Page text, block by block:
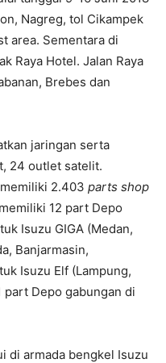
Nagreg, tol Cikampek
area. Sementara di
Raya Hotel. Jalan Raya
Brebes dan
jaringan serta
24 outlet satelit.
2.403 parts shop
12 part Depo
Isuzu GIGA (Medan,
Banjarmasin,
Isuzu Elf (Lampung,
part Depo gabungan di
di armada bengkel Isuzu